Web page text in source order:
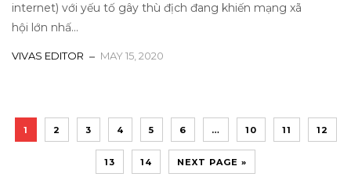
internet) với yếu tố gây thù địch đang khiến mạng xã
hội lớn nhấ...
VIVAS EDITOR MAY 15, 2020
1 2 3 4 5 6 … 10 11 12
13 14 NEXT PAGE »